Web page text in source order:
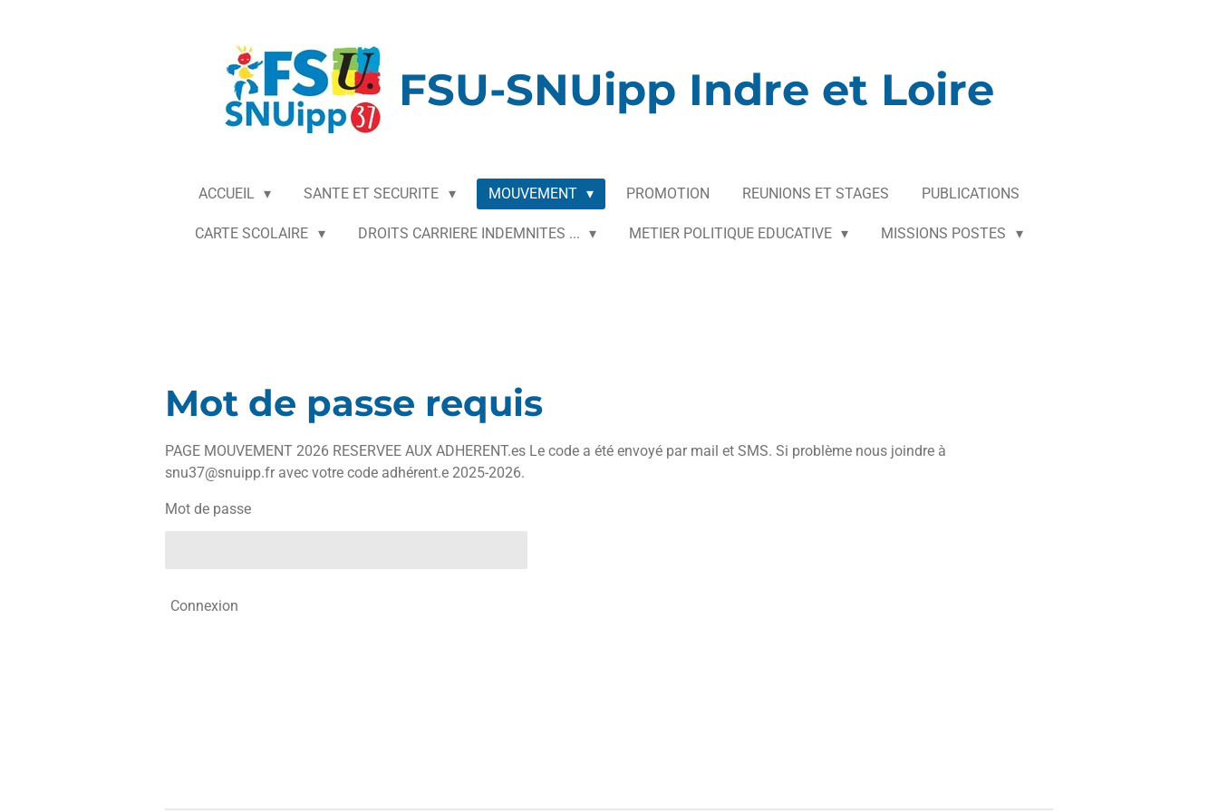
FSU-SNUipp Indre et Loire
ACCUEIL SANTE ET SECURITE MOUVEMENT PROMOTION REUNIONS ET STAGES PUBLICATIONS
CARTE SCOLAIRE DROITS CARRIERE INDEMNITES ... METIER POLITIQUE EDUCATIVE MISSIONS POSTES
Mot de passe requis
PAGE MOUVEMENT 2026 RESERVEE AUX ADHERENT.es Le code a été envoyé par mail et SMS. Si problème nous joindre à
snu37@snuipp.fr avec votre code adhérent.e 2025-2026.
Mot de passe
Connexion